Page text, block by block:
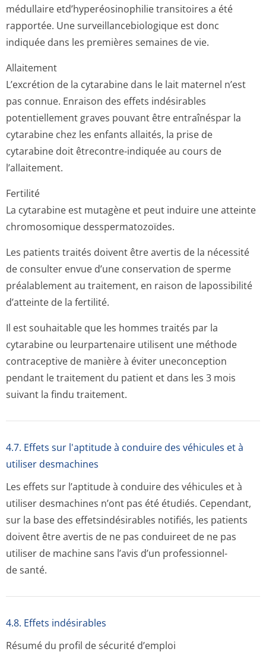
médullaire etd’hyperéosi­nophilie transitoires a été
rapportée. Une surveillancebi­ologique est donc
indiquée dans les premières semaines de vie.
Allaitement
L’excrétion de la cytarabine dans le lait maternel n’est
pas connue. Enraison des effets indésirables
potentiellement graves pouvant être entraînéspar la
cytarabine chez les enfants allaités, la prise de
cytarabine doit êtrecontre-indiquée au cours de
l’allaitement.
Fertilité
La cytarabine est mutagène et peut induire une atteinte
chromosomique desspermatozoïdes.
Les patients traités doivent être avertis de la nécessité
de consulter envue d’une conservation de sperme
préalablement au traitement, en raison de lapossibilité
d’atteinte de la fertilité.
Il est souhaitable que les hommes traités par la
cytarabine ou leurpartenaire utilisent une méthode
contraceptive de manière à éviter uneconception
pendant le traitement du patient et dans les 3 mois
suivant la findu traitement.
4.7. Effets sur l'aptitude à conduire des véhicules et à
utiliser desmachines
Les effets sur l’aptitude à conduire des véhicules et à
utiliser desmachines n’ont pas été étudiés. Cependant,
sur la base des effetsindésirables notifiés, les patients
doivent être avertis de ne pas conduireet de ne pas
utiliser de machine sans l’avis d’un professionnel­
de santé.
4.8. Effets indésirables
Résumé du profil de sécurité d’emploi